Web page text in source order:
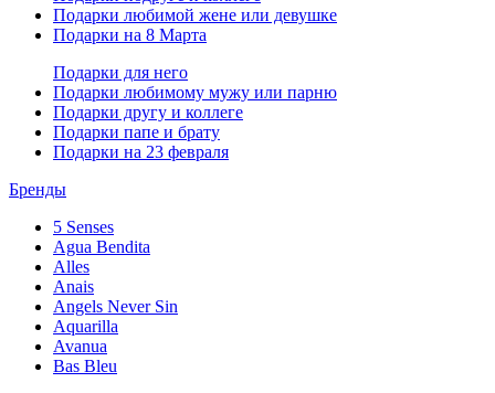
Подарки любимой жене или девушке
Подарки на 8 Марта
Подарки для него
Подарки любимому мужу или парню
Подарки другу и коллеге
Подарки папе и брату
Подарки на 23 февраля
Бренды
5 Senses
Agua Bendita
Alles
Anais
Angels Never Sin
Aquarilla
Avanua
Bas Bleu